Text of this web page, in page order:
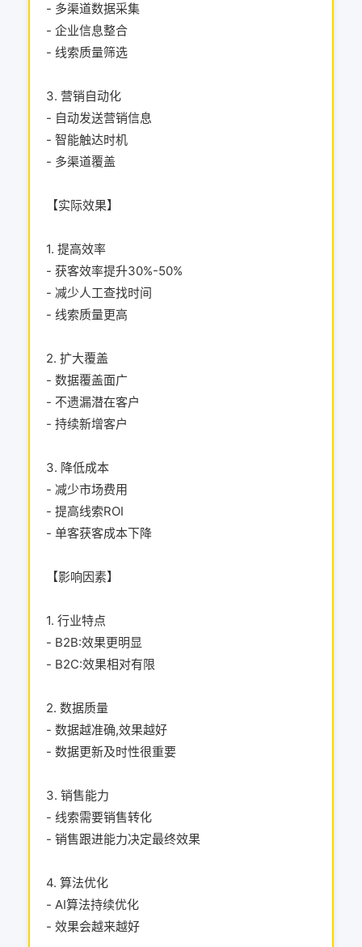
- 多渠道数据采集
- 企业信息整合
- 线索质量筛选
3. 营销自动化
- 自动发送营销信息
- 智能触达时机
- 多渠道覆盖
【实际效果】
1. 提高效率
- 获客效率提升30%-50%
- 减少人工查找时间
- 线索质量更高
2. 扩大覆盖
- 数据覆盖面广
- 不遗漏潜在客户
- 持续新增客户
3. 降低成本
- 减少市场费用
- 提高线索ROI
- 单客获客成本下降
【影响因素】
1. 行业特点
- B2B:效果更明显
- B2C:效果相对有限
2. 数据质量
- 数据越准确,效果越好
- 数据更新及时性很重要
3. 销售能力
- 线索需要销售转化
- 销售跟进能力决定最终效果
4. 算法优化
- AI算法持续优化
- 效果会越来越好